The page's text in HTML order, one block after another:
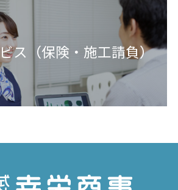
ス（保険・施工請負）